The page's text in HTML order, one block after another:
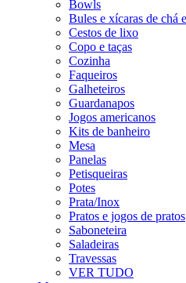
Bowls
Bules e xícaras de chá
Cestos de lixo
Copo e taças
Cozinha
Faqueiros
Galheteiros
Guardanapos
Jogos americanos
Kits de banheiro
Mesa
Panelas
Petisqueiras
Potes
Prata/Inox
Pratos e jogos de pratos
Saboneteira
Saladeiras
Travessas
VER TUDO